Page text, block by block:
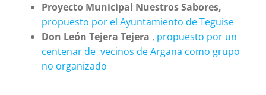
Proyecto Municipal Nuestros Sabores,
propuesto por el Ayuntamiento de Teguise
Don León Tejera Tejera , propuesto por un
centenar de vecinos de Argana como grupo
no organizado